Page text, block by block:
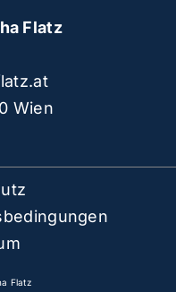
Flatz
Wien
Flatz